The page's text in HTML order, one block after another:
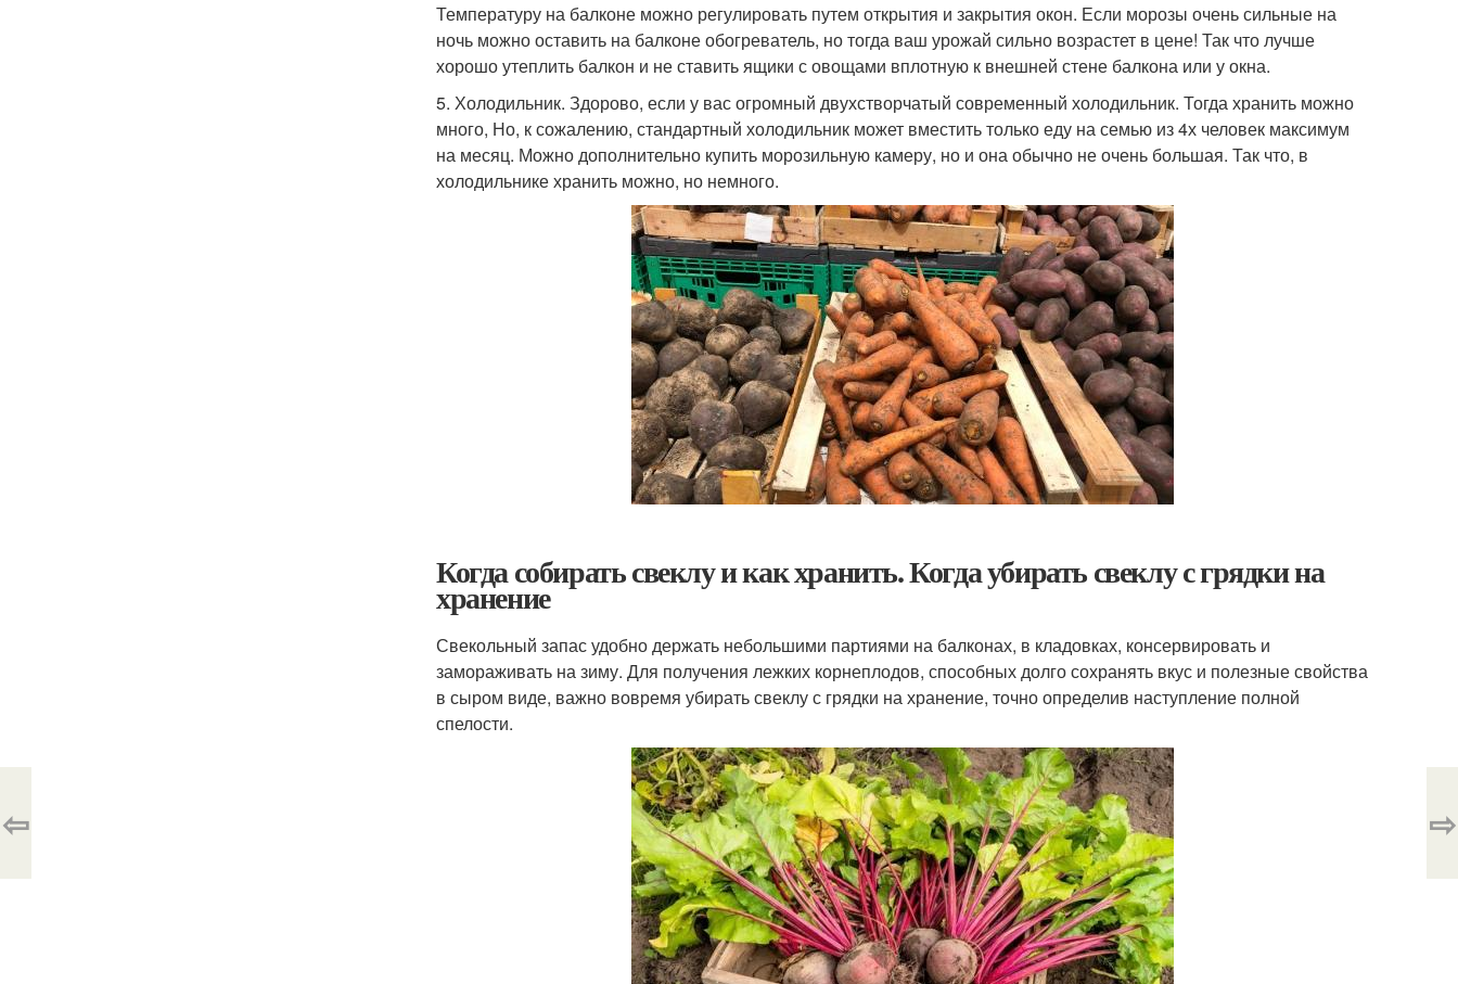
Температуру на балконе можно регулировать путем открытия и закрытия окон. Если морозы очень сильные на
ночь можно оставить на балконе обогреватель, но тогда ваш урожай сильно возрастет в цене! Так что лучше
хорошо утеплить балкон и не ставить ящики с овощами вплотную к внешней стене балкона или у окна.
5. Холодильник. Здорово, если у вас огромный двухстворчатый современный холодильник. Тогда хранить можно
много, Но, к сожалению, стандартный холодильник может вместить только еду на семью из 4х человек максимум
на месяц. Можно дополнительно купить морозильную камеру, но и она обычно не очень большая. Так что, в
холодильнике хранить можно, но немного.
Когда собирать свеклу и как хранить. Когда убирать свеклу с грядки на
хранение
Свекольный запас удобно держать небольшими партиями на балконах, в кладовках, консервировать и
замораживать на зиму. Для получения лежких корнеплодов, способных долго сохранять вкус и полезные свойства
в сыром виде, важно вовремя убирать свеклу с грядки на хранение, точно определив наступление полной
спелости.
⇦ ⇨